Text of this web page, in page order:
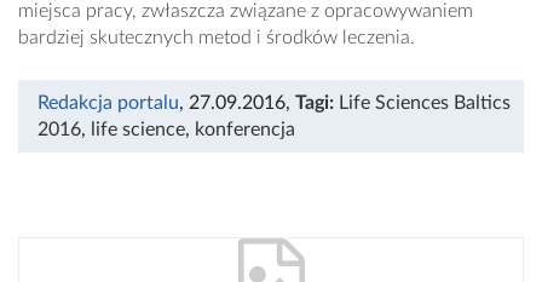
miejsca pracy, zwłaszcza związane z opracowywaniem
bardziej skutecznych metod i środków leczenia.
Redakcja portalu, 27.09.2016, Tagi: Life Sciences Baltics
2016, life science, konferencja